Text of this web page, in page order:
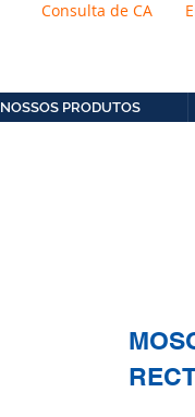
NOSSOS PRODUTOS
Consulta de CA